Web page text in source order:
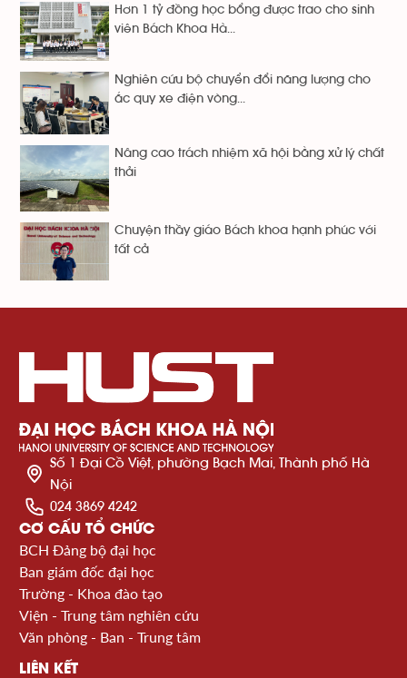
Hơn 1 tỷ đồng học bổng được trao cho sinh
viên Bách Khoa Hà...
Nghiên cứu bộ chuyển đổi năng lượng cho
ắc quy xe điện vòng...
Nâng cao trách nhiệm xã hội bằng xử lý chất
thải
Chuyện thầy giáo Bách khoa hạnh phúc với
tất cả
Số 1 Đại Cồ Việt, phường Bạch Mai, Thành phố Hà
Nội
024 3869 4242
CƠ CẤU TỔ CHỨC
BCH Đảng bộ đại học
Ban giám đốc đại học
Trường - Khoa đào tạo
Viện - Trung tâm nghiên cứu
Văn phòng - Ban - Trung tâm
LIÊN KẾT